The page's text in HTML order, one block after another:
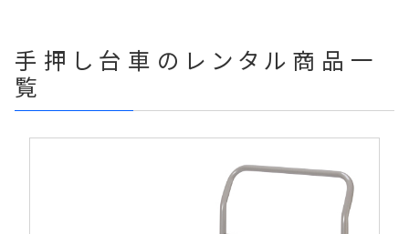
手押し台車のレンタル商品一
覧